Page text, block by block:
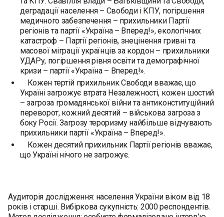
деградації населення – Свободи і КПУ, погіршення
медичного забезпечення – прихильники Партії
регіонів та партії «Україна – Вперед!», екологічних
катастроф – Партії регіонів, знецінення гривні та
масової міграції українців за кордон – прихильники
УДАРу, погіршення рівня освіти та демографічної
кризи – партії «Україна – Вперед!».
Кожен тертій прихильник Свободи вважає, що
Україні загрожує втрата Незалежності, кожен шостий
– загроза громадянської війни та антиконституційний
переворот, кожний десятий – військова загроза з
боку Росії. Загрозу тероризму найбільше відчувають
прихильники партії «Україна – Вперед!».
Кожен десятий прихильник Партії регіонів вважає,
що Україні нічого не загрожує.
Аудиторія дослідження: населення України віком від 18
років і старші. Вибіркова сукупність: 2000 респондентів.